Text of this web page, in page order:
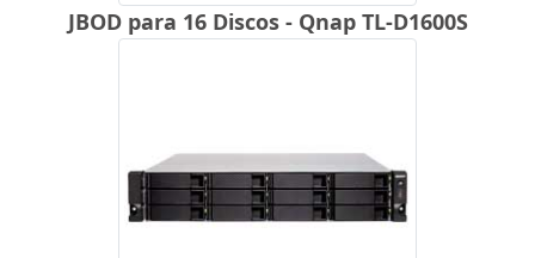
JBOD para 16 Discos - Qnap TL-D1600S